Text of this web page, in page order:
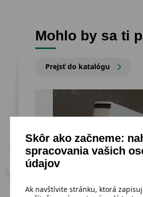
Mohlo by sa ti
Prejsť do katalógu
Skôr ako začneme:
spracovania vašich
údajov
Ak navštívite stránku, ktorá